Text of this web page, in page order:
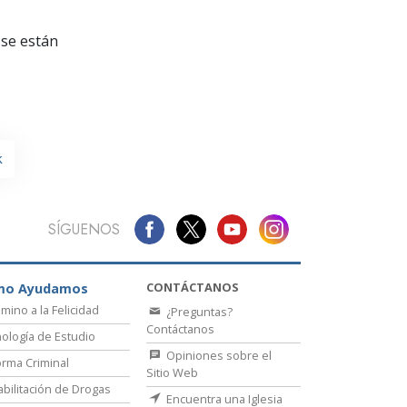
están
SÍGUENOS
Ayudamos
a la Felicidad
de Estudio
Criminal
de Drogas
CONTÁCTANOS
¿Preguntas?
Contáctanos
Opiniones sobre el
Sitio Web
Encuentra una Iglesia